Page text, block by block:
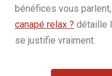
bénéfices vous
canapé relax ? détaille
se justifie vraiment.